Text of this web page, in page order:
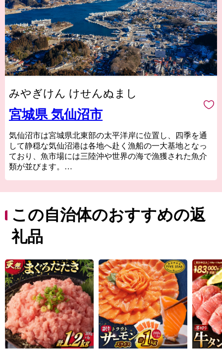
みやぎけん けせんぬまし
宮城県 気仙沼市
気仙沼市は宮城県北東部の太平洋岸に位置し、四季を通
して静穏な気仙沼港は各地へ赴く漁船の一大基地となっ
ており、魚市場には三陸沖や世界の海で漁獲された魚介
類が並びます。
人気の気仙沼ホルモンなどがあり、美食の街としての一
面も持っています。
東日本大震災では大きな被害を受けましたが、温かい御
支援により一歩ずつ復興の道を歩んでいます。「世界と
い。
この自治体のおすすめの返
礼品